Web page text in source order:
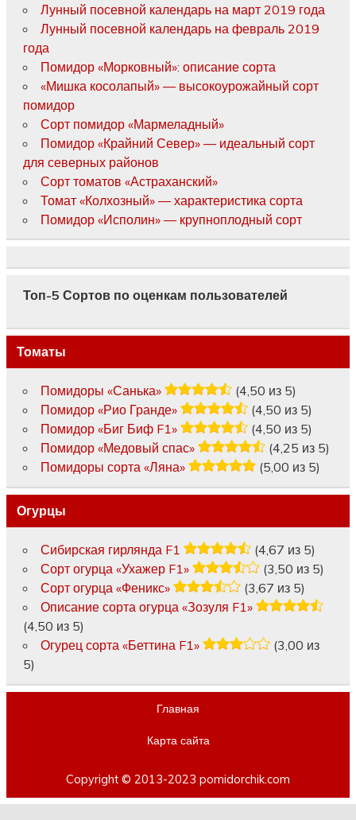
Лунный посевной календарь на март 2019 года
Лунный посевной календарь на февраль 2019
года
Помидор «Морковный»: описание сорта
«Мишка косолапый» — высокоурожайный сорт
помидор
Сорт помидор «Мармеладный»
Помидор «Крайний Север» — идеальный сорт
для северных районов
Сорт томатов «Астраханский»
Томат «Колхозный» — характеристика сорта
Помидор «Исполин» — крупноплодный сорт
Топ-5 Сортов по оценкам пользователей
Томаты
Помидоры «Санька»
(4,50 из 5)
Помидор «Рио Гранде»
(4,50 из 5)
Помидор «Биг Биф F1»
(4,50 из 5)
Помидор «Медовый спас»
(4,25 из 5)
Помидоры сорта «Ляна»
(5,00 из 5)
Огурцы
Сибирская гирлянда F1
(4,67 из 5)
Сорт огурца «Ухажер F1»
(3,50 из 5)
Сорт огурца «Феникс»
(3,67 из 5)
Описание сорта огурца «Зозуля F1»
(4,50 из 5)
Огурец сорта «Беттина F1»
(3,00 из
5)
Главная
Карта сайта
Copyright © 2013-2023 pomidorchik.com